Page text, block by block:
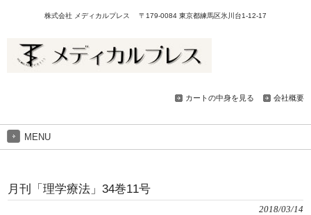
株式会社 メディカルプレス 〒179-0084 東京都練馬区氷川台1-12-17
カートの中身を見る 会社概要
MENU
月刊「理学療法」34巻11号
2018/03/14